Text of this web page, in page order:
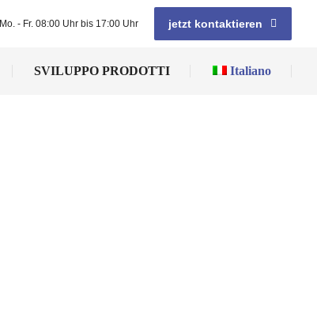
Mo. - Fr. 08:00 Uhr bis 17:00 Uhr jetzt kontaktieren
SVILUPPO PRODOTTI Italiano